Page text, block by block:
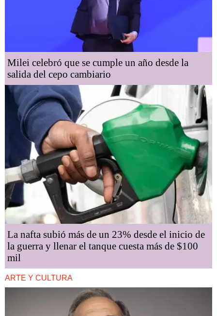
Milei celebró que se cumple un año desde la
salida del cepo cambiario
La nafta subió más de un 23% desde el inicio de
la guerra y llenar el tanque cuesta más de $100
mil
ARTE Y CULTURA